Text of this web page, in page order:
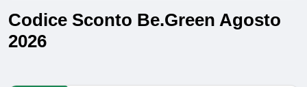
Codice Sconto Be.Green Agosto
2026